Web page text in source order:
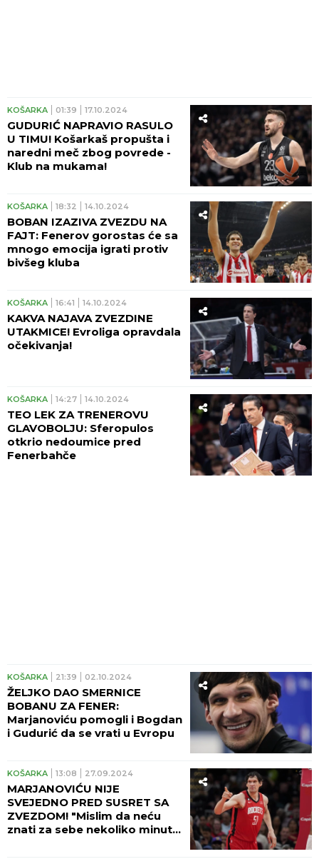
KOŠARKA 01:39 17.10.2024
GUDURIĆ NAPRAVIO RASULO
U TIMU! Košarkaš propušta i
naredni meč zbog povrede -
Klub na mukama!
KOŠARKA 18:32 14.10.2024
BOBAN IZAZIVA ZVEZDU NA
FAJT: Fenerov gorostas će sa
mnogo emocija igrati protiv
bivšeg kluba
KOŠARKA 16:41 14.10.2024
KAKVA NAJAVA ZVEZDINE
UTAKMICE! Evroliga opravdala
očekivanja!
KOŠARKA 14:27 14.10.2024
TEO LEK ZA TRENEROVU
GLAVOBOLJU: Sferopulos
otkrio nedoumice pred
Fenerbahče
KOŠARKA 21:39 02.10.2024
ŽELJKO DAO SMERNICE
BOBANU ZA FENER:
Marjanoviću pomogli i Bogdan
i Gudurić da se vrati u Evropu
KOŠARKA 13:08 27.09.2024
MARJANOVIĆU NIJE
SVEJEDNO PRED SUSRET SA
ZVEZDOM! "Mislim da neću
znati za sebe nekoliko minuta